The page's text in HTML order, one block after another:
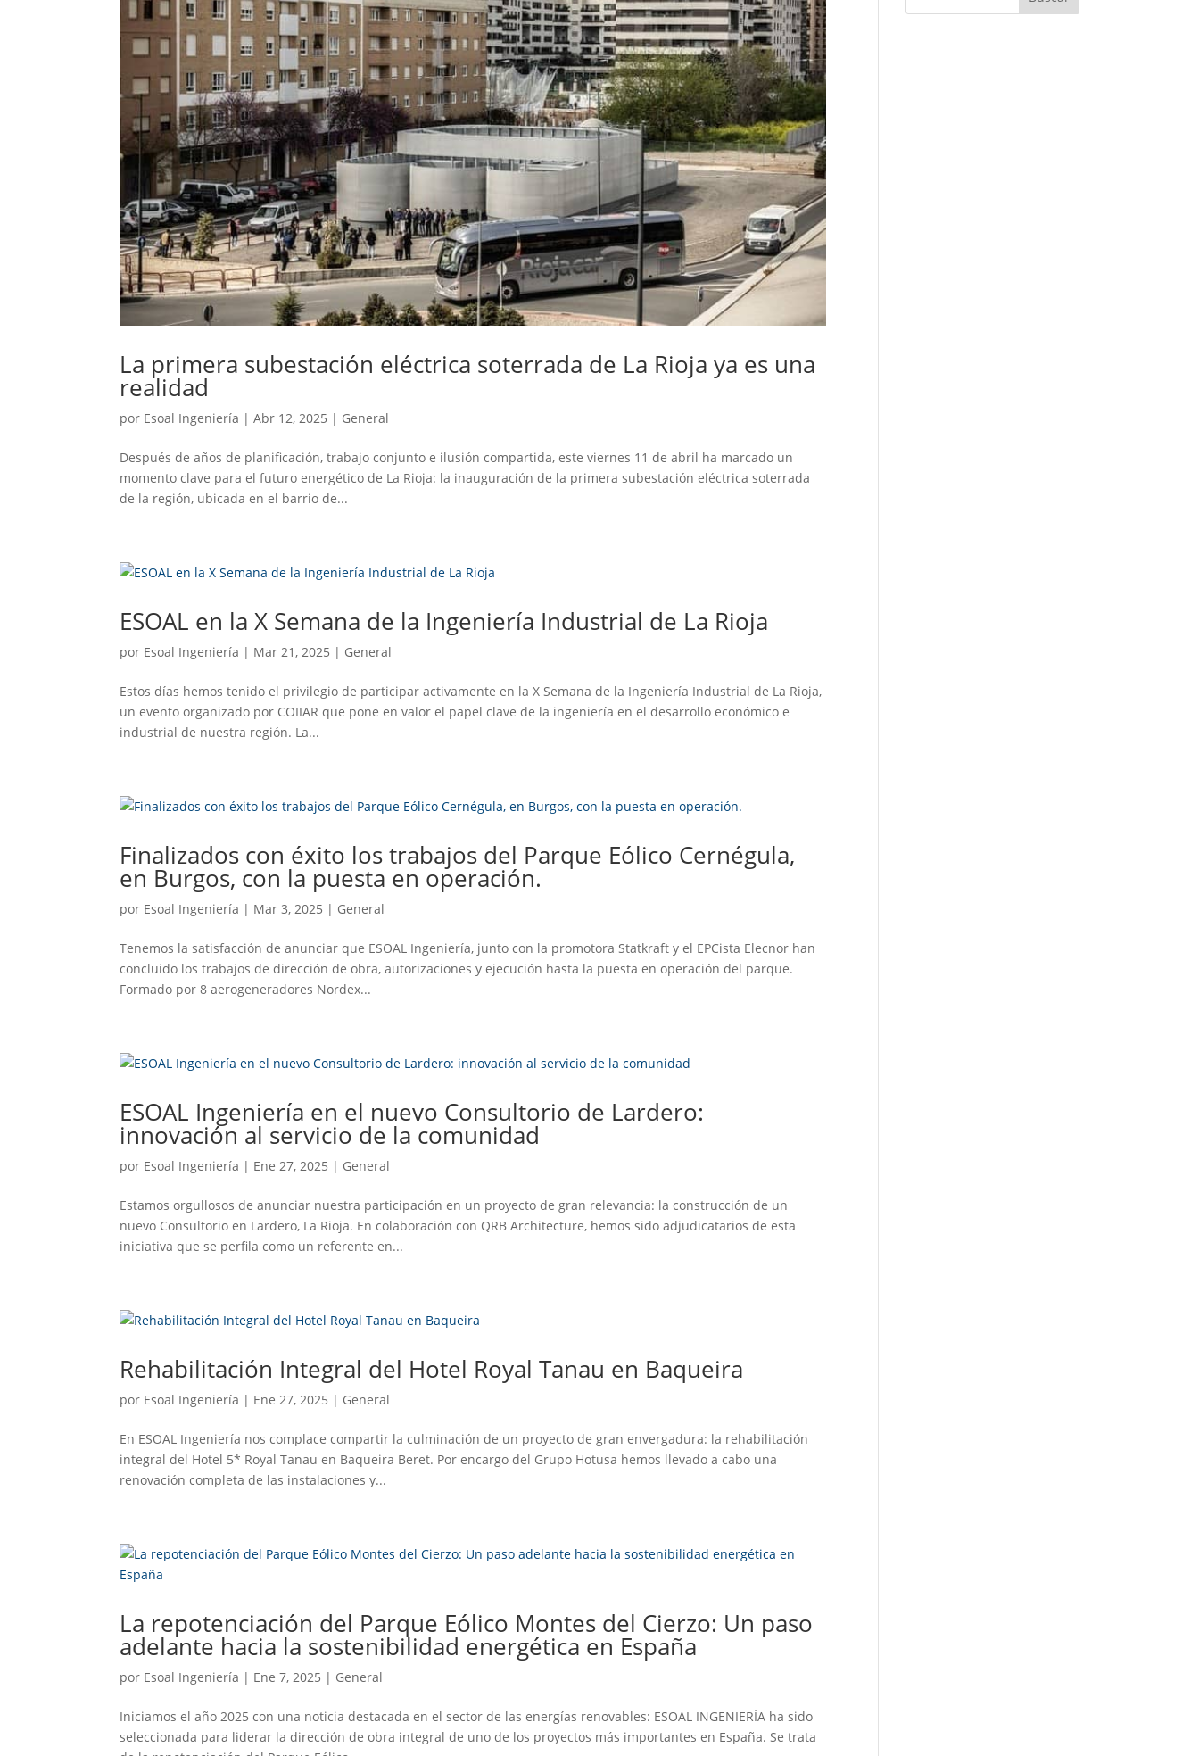
La primera subestación eléctrica soterrada de La Rioja ya es una
realidad
por Esoal Ingeniería |Abr 12, 2025 | General
Después de años de planificación, trabajo conjunto e ilusión compartida, este viernes 11 de abril ha marcado un
momento clave para el futuro energético de La Rioja: la inauguración de la primera subestación eléctrica soterrada
de la región, ubicada en el barrio de...
ESOAL en la X Semana de la Ingeniería Industrial de La Rioja
por Esoal Ingeniería | Mar 21, 2025 | General
Estos días hemos tenido el privilegio de participar activamente en la X Semana de la Ingeniería Industrial de La Rioja,
un evento organizado por COIIAR que pone en valor el papel clave de la ingeniería en el desarrollo económico e
industrial de nuestra región. La...
Finalizados con éxito los trabajos del Parque Eólico Cernégula,
en Burgos, con la puesta en operación.
por Esoal Ingeniería | Mar 3, 2025 | General
Tenemos la satisfacción de anunciar que ESOAL Ingeniería, junto con la promotora Statkraft y el EPCista Elecnor han
concluido los trabajos de dirección de obra, autorizaciones y ejecución hasta la puesta en operación del parque.
Formado por 8 aerogeneradores Nordex...
ESOAL Ingeniería en el nuevo Consultorio de Lardero:
innovación al servicio de la comunidad
por Esoal Ingeniería | Ene 27, 2025 | General
Estamos orgullosos de anunciar nuestra participación en un proyecto de gran relevancia: la construcción de un
nuevo Consultorio en Lardero, La Rioja. En colaboración con QRB Architecture, hemos sido adjudicatarios de esta
iniciativa que se perfila como un referente en...
Rehabilitación Integral del Hotel Royal Tanau en Baqueira
por Esoal Ingeniería | Ene 27, 2025 | General
En ESOAL Ingeniería nos complace compartir la culminación de un proyecto de gran envergadura: la rehabilitación
integral del Hotel 5* Royal Tanau en Baqueira Beret. Por encargo del Grupo Hotusa hemos llevado a cabo una
renovación completa de las instalaciones y...
La repotenciación del Parque Eólico Montes del Cierzo: Un paso
adelante hacia la sostenibilidad energética en España
por Esoal Ingeniería | Ene 7, 2025 | General
Iniciamos el año 2025 con una noticia destacada en el sector de las energías renovables: ESOAL INGENIERÍA ha sido
seleccionada para liderar la dirección de obra integral de uno de los proyectos más importantes en España. Se trata